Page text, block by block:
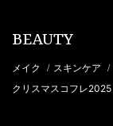
BEAUTY
メイク / スキンケア /
クリスマスコフレ2025